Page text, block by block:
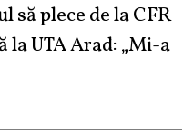
să plece de la CFR
la UTA Arad: „Mi-a